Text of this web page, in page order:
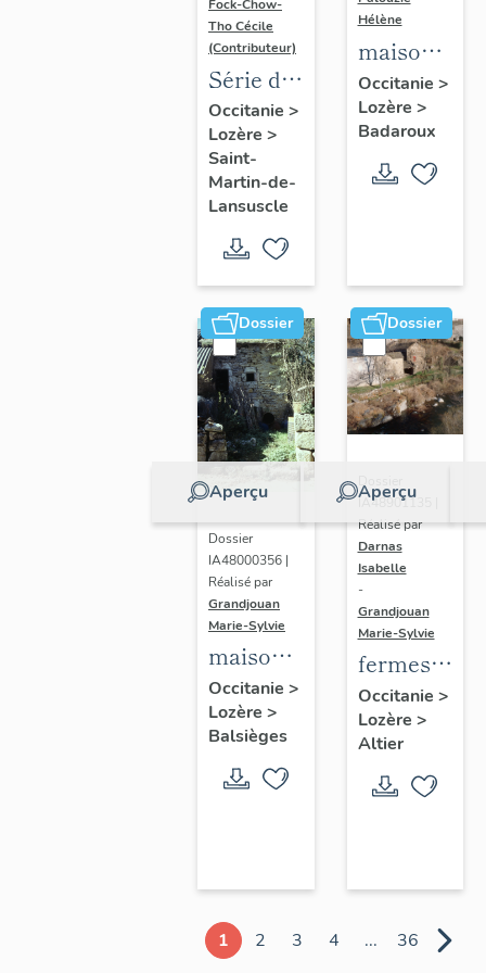
Fock-Chow-
Tho Cécile
(Contributeur)
Série de
chasse-
roues
(43)
disposés
le long
de la
Voie
royale
Occitanie >
Lozère >
Saint-
Martin-de-
Lansuscle
Hélène
maisons
et
fermes
de la
commune
Occitanie >
Lozère >
Badaroux
Dossier
Aperçu
Dossier
IA48000356 |
Réalisé par
Grandjouan
Marie-Sylvie
maisons
et
fermes
de la
commune
Occitanie >
Lozère >
Balsièges
Dossier
Aperçu
IA48901135 |
Réalisé par
Darnas
Isabelle
-
Grandjouan
Marie-Sylvie
fermes
de la
commune
d'Altier
Occitanie >
Lozère >
Altier
1 2 3 4 ... 36